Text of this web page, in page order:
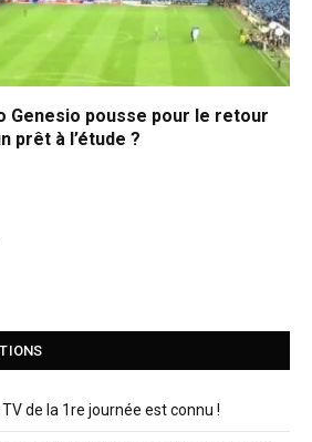
Genesio pousse pour le retour
prêt à l’étude ?
de la 1re journée est connu !